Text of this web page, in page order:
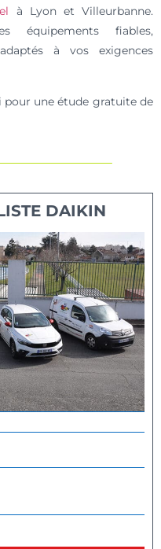
à Lyon et Villeurbanne.
équipements fiables,
à vos exigences
pour une étude gratuite de
DAIKIN